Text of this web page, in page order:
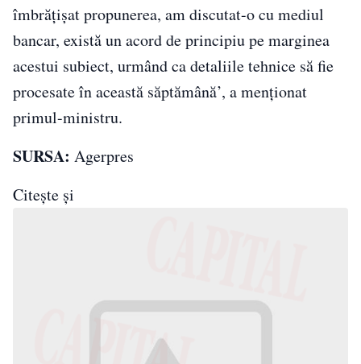
îmbrăţişat propunerea, am discutat-o cu mediul
bancar, există un acord de principiu pe marginea
acestui subiect, urmând ca detaliile tehnice să fie
procesate în această săptămână’, a menţionat
primul-ministru.
SURSA: Agerpres
Citeşte şi